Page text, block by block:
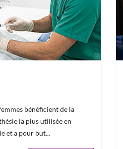
bénéficient de la
la plus utilisée en
et a pour but...